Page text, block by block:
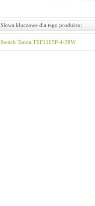
Słowa kluczowe dla tego produktu:
Switch Tenda TEF1105P-4-38W